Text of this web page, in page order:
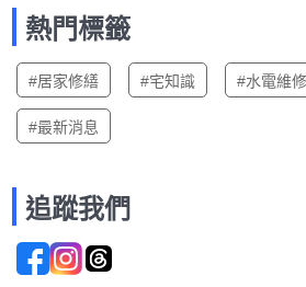
熱門標籤
#居家修繕 #宅知識 #水電維修
#最新消息
追蹤我們